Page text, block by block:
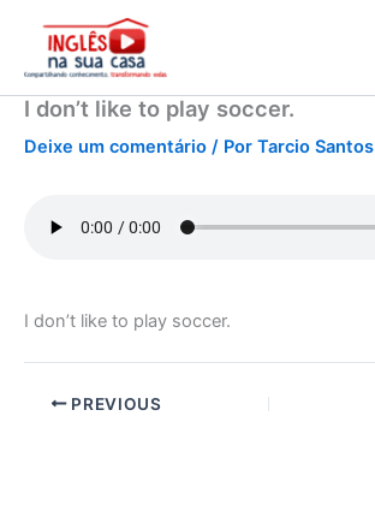
conteúdo
I don’t like to play soccer.
Deixe um comentário / Por Tarcio Santos
I don’t like to play soccer.
PREVIOUS